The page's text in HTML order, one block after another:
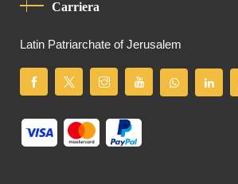
Carriera
Latin Patriarchate of Jerusalem